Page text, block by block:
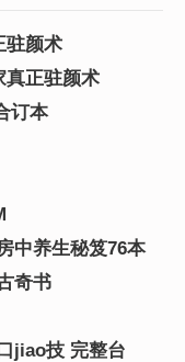
驻颜术
真正驻颜术
订本
中养生秘笈76本
奇书
jiao技 完整台